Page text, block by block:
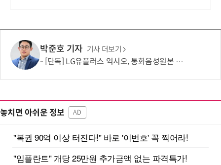
박준호 기자 기사 더보기
[단독] LG유플러스 익시오, 통화음성원본 제한적 수집…보이스피싱 탐지 고도화 활용
놓치면 아쉬운 정보 AD